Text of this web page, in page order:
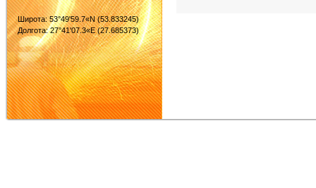
Широта: 53°49'59.7«N (53.833245)
Долгота: 27°41'07.3«E (27.685373)